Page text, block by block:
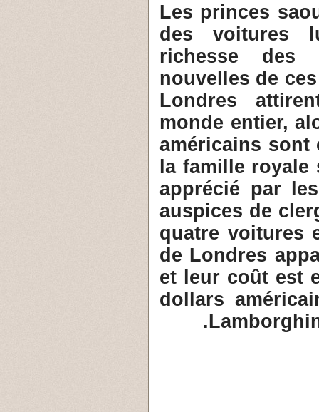
6- Les princes
des voitures
richesse des
nouvelles de
Londres
monde entier,
américains sont
la famille royale
apprécié par
auspices de
quatre voitures
de Londres
et leur coût est
dollars